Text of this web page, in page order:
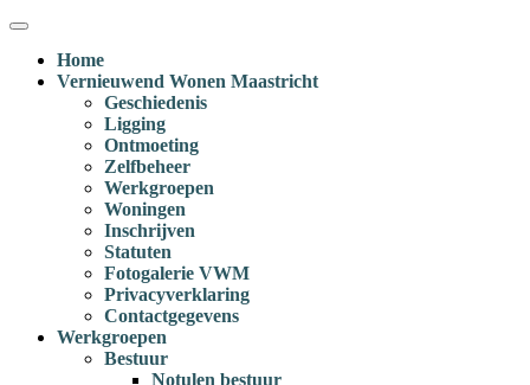
Ga
inhoud
Menu
Home
Vernieuwend Wonen Maastricht
Geschiedenis
Ligging
Ontmoeting
Zelfbeheer
Werkgroepen
Woningen
Inschrijven
Statuten
Fotogalerie VWM
Privacyverklaring
Contactgegevens
Werkgroepen
Bestuur
Notulen bestuur